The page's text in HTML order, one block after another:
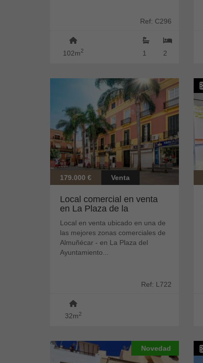
Ref: C296
102m2 2
1
179.000 € Venta
Local comercial en venta
en La Plaza de la
Local en venta ubicado en una de
las mejores zonas comerciales de
Almuñécar - en La Plaza del
Ayuntamiento...
Ref: L722
32m2
Novedad